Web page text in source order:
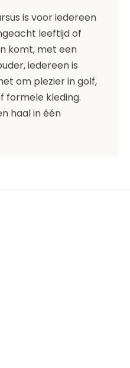
is voor iedereen
leeftijd of
komt, met een
iedereen is
om plezier in golf,
formele kleding.
haal in één